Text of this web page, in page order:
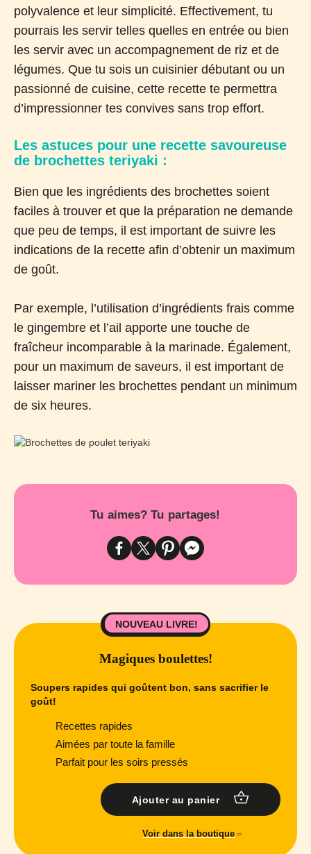
polyvalence et leur simplicité. Effectivement, tu
pourrais les servir telles quelles en entrée ou bien
les servir avec un accompagnement de riz et de
légumes. Que tu sois un cuisinier débutant ou un
passionné de cuisine, cette recette te permettra
d’impressionner tes convives sans trop effort.
Les astuces pour une recette savoureuse
de brochettes teriyaki :
Bien que les ingrédients des brochettes soient
faciles à trouver et que la préparation ne demande
que peu de temps, il est important de suivre les
indications de la recette afin d’obtenir un maximum
de goût.
Par exemple, l’utilisation d’ingrédients frais comme
le gingembre et l’ail apporte une touche de
fraîcheur incomparable à la marinade. Également,
pour un maximum de saveurs, il est important de
laisser mariner les brochettes pendant un minimum
de six heures.
Tu aimes? Tu partages!
NOUVEAU LIVRE!
Magiques boulettes!
Soupers rapides qui goûtent bon, sans sacrifier le
goût!
Recettes rapides
Aimées par toute la famille
Parfait pour les soirs pressés
Ajouter au panier
Voir dans la boutique